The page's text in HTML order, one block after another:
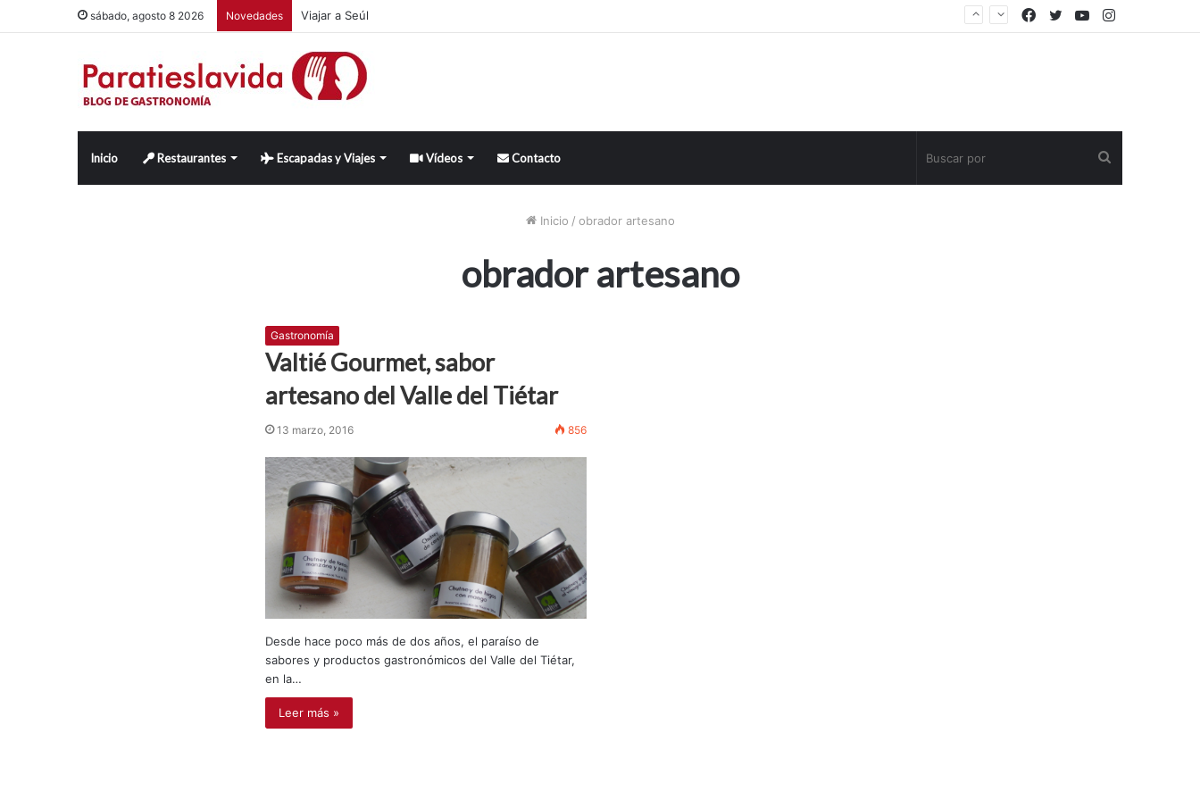
sábado, agosto 8 2026 Novedades Viajar a Seúl YouTube
Twitter
Facebook
Inicio Restaurantes Escapadas y Viajes Vídeos Contacto
Inicio / obrador artesano
obrador artesano
Gastronomía
Valtié Gourmet, sabor
artesano del Valle del Tiétar
13 marzo, 2016 856
Desde hace poco más de dos años, el paraíso de
sabores y productos gastronómicos del Valle del Tiétar,
en la…
Leer más »